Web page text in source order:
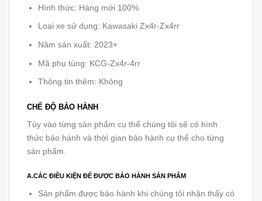
Hình thức: Hàng mới 100%
Loại xe sử dụng: Kawasaki Zx4r-Zx4rr
Năm sản xuất: 2023+
Mã phụ tùng: KCG-Zx4r-4rr
Thông tin thêm: Không
CHẾ ĐỘ BẢO HÀNH
Tùy vào từng sản phẩm cụ thể chúng tôi sẽ có hình
thức bảo hành và thời gian bảo hành cụ thể cho từng
sản phẩm.
A.CÁC ĐIỀU KIỆN ĐỂ ĐƯỢC BẢO HÀNH SẢN PHẨM
Sản phẩm được bảo hành khi chúng tôi nhận thấy có